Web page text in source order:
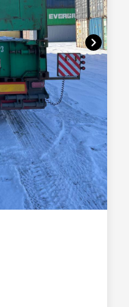
chevron_right